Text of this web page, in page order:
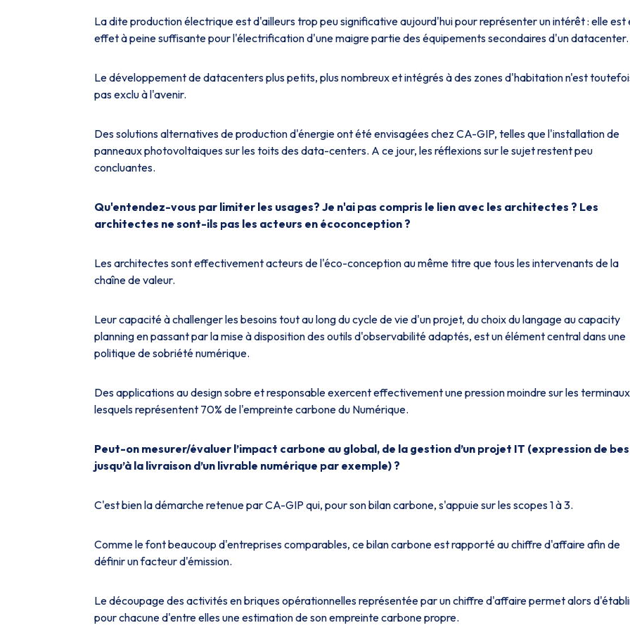
La dite production électrique est d'ailleurs trop peu significative aujourd'hui pour représenter un intérêt : elle est
effet à peine suffisante pour l'électrification d'une maigre partie des équipements secondaires d'un datacenter.
Le développement de datacenters plus petits, plus nombreux et intégrés à des zones d'habitation n'est
pas exclu à l'avenir.
Des solutions alternatives de production d'énergie ont été envisagées chez CA-GIP, telles que l'installation de
panneaux photovoltaiques sur les toits des data-centers. A ce jour, les réflexions sur le sujet restent peu
concluantes.
Qu'entendez-vous par limiter les usages? Je n'ai pas compris le lien avec les architectes ? Les
architectes ne sont-ils pas les acteurs en écoconception ?
Les architectes sont effectivement acteurs de l'éco-conception au même titre que tous les intervenants de la
chaîne de valeur.
Leur capacité à challenger les besoins tout au long du cycle de vie d'un projet, du choix du langage au capacity
planning en passant par la mise à disposition des outils d'observabilité adaptés, est un élément central dans une
politique de sobriété numérique.
Des applications au design sobre et responsable exercent effectivement une pression moindre sur les
lesquels représentent 70% de l'empreinte carbone du Numérique.
Peut-on mesurer/évaluer l’impact carbone au global, de la gestion d’un projet IT (expression de
jusqu’à la livraison d’un livrable numérique par exemple) ?
C'est bien la démarche retenue par CA-GIP qui, pour son bilan carbone, s'appuie sur les scopes 1 à 3.
Comme le font beaucoup d'entreprises comparables, ce bilan carbone est rapporté au chiffre d'affaire afin de
définir un facteur d'émission.
Le découpage des activités en briques opérationnelles représentée par un chiffre d'affaire permet alors
pour chacune d'entre elles une estimation de son empreinte carbone propre.